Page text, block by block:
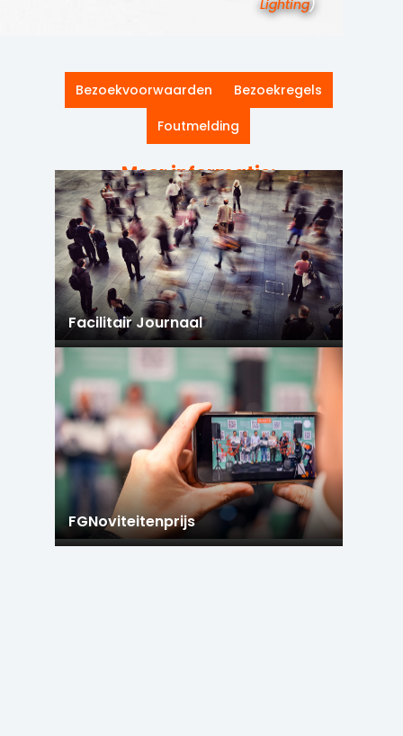
Lighting)
Bezoekvoorwaarden
Bezoekregels
Foutmelding
Meer informatie:
Facilitair Journaal
FGNoviteitenprijs